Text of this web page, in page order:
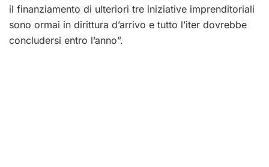
il finanziamento di ulteriori tre iniziative imprenditoriali
sono ormai in dirittura d’arrivo e tutto l’iter dovrebbe
concludersi entro l’anno”.